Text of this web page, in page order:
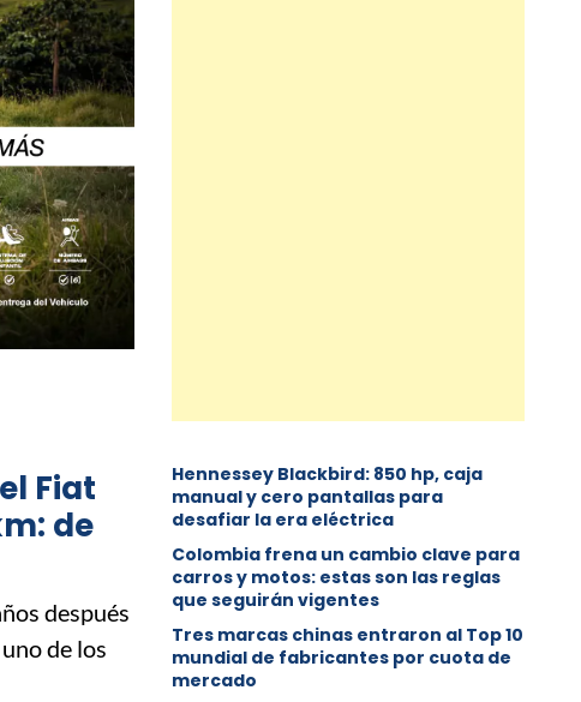
Fiat
de
después
de los
Hennessey Blackbird: 850 hp, caja
manual y cero pantallas para
desafiar la era eléctrica
Colombia frena un cambio clave para
carros y motos: estas son las reglas
que seguirán vigentes
Tres marcas chinas entraron al Top 10
mundial de fabricantes por cuota de
mercado